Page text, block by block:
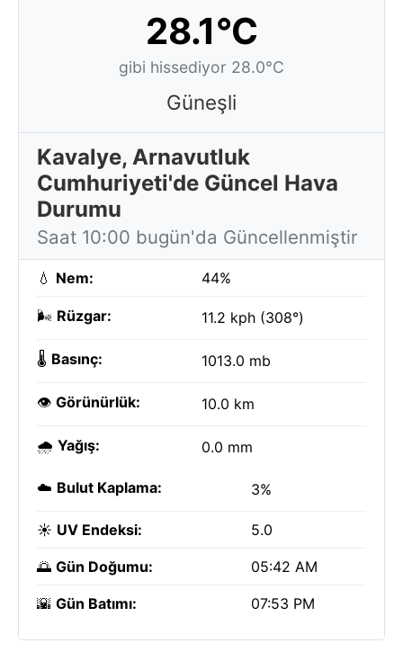
28.1°C
gibi hissediyor 28.0°C
Güneşli
Kavalye, Arnavutluk
Cumhuriyeti'de Güncel Hava
Durumu
Saat 10:00 bugün'da Güncellenmiştir
💧 Nem: 44%
🌬️ Rüzgar: 11.2 kph (308°)
🌡️ Basınç: 1013.0 mb
👁️ Görünürlük: 10.0 km
🌧️ Yağış: 0.0 mm
☁️ Bulut Kaplama: 3%
☀️ UV Endeksi: 5.0
🌅 Gün Doğumu: 05:42 AM
🌇 Gün Batımı: 07:53 PM